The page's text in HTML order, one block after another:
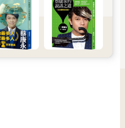
善。
始：「回顧你這一生，你認為
是什麼？換句話說，如果有年輕
，你會給他什麼建議？」接下來
具體的問題，包括如何挑選伴